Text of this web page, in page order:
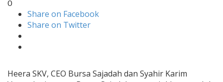
0
Share on Facebook
Share on Twitter
Heera SKV, CEO Bursa Sajadah dan Syahir Karim